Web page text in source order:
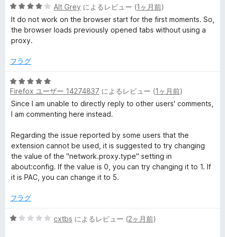
d
ビ
ュ
ー
の
評
価
5
段
階
中
の
価
Alt Grey によるレビュー (1ヶ月前)
It do not work on the browser start for the first moments. So,
the browser loads previously opened tabs without using a
proxy.
フラグ
5
段
階
中
の
評
価
Firefox ユーザー 14274837 によるレビュー (1ヶ月前)
Since I am unable to directly reply to other users' comments,
I am commenting here instead.
Regarding the issue reported by some users that the
extension cannot be used, it is suggested to try changing
the value of the "network.proxy.type" setting in
about:config. If the value is 0, you can try changing it to 1. If
it is PAC, you can change it to 5.
フラグ
5
cxtbs によるレビュー (2ヶ月前)